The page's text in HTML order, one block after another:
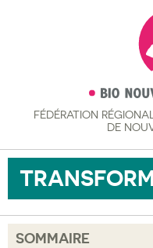
FÉDÉRATION
DE
SOMMAIRE